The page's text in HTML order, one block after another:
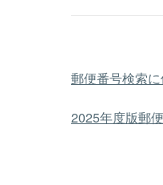
郵便番号検索
2025年度版郵